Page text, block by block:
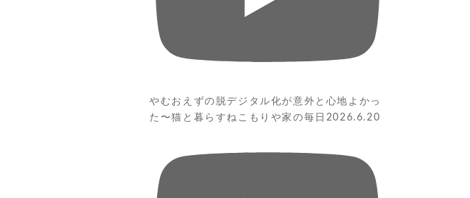
やむおえずの脱デジタル化が意外と心地よかっ
た〜猫と暮らすねこもりや家の毎日2026.6.20